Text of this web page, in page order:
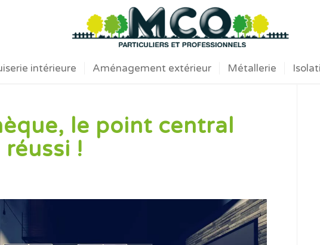
intérieure Aménagement extérieur Métallerie
le point central
réussi !